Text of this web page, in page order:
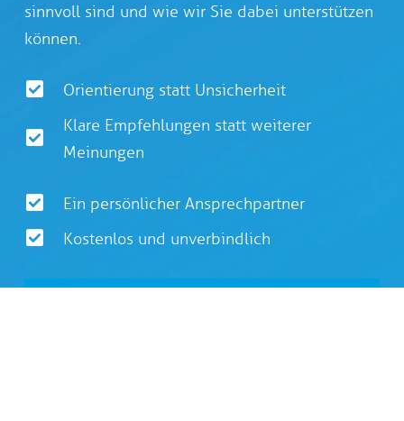
sinnvoll sind und wie wir Sie dabei unterstützen
können.
Orientierung statt Unsicherheit
Klare Empfehlungen statt weiterer
Meinungen
Ein persönlicher Ansprechpartner
Kostenlos und unverbindlich